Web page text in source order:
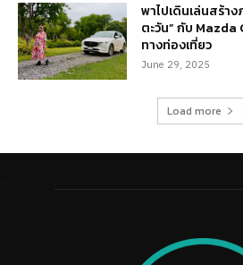
พาไปเดินเล่นสร้า
ตะวัน” กับ Mazda
ทางท่องเที่ยว
June 29, 2025
Load more